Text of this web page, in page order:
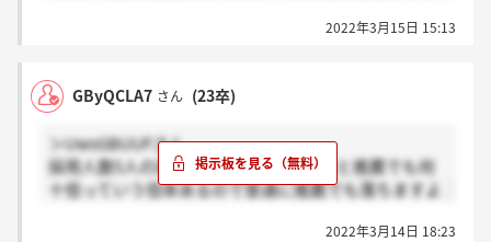
2022年3月15日 15:13
GByQCLA7 さん (23卒)
＞UwsGBUUFさん
採用人数5人の部門や人気のある部門だと推薦でも何
十倍っていう倍率あるので普通に推薦でも落ちますよ
2022年3月14日 18:23